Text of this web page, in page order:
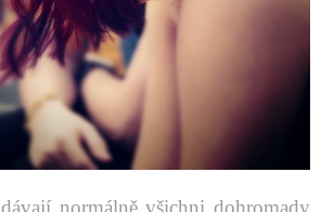
normálně všichni dohromady